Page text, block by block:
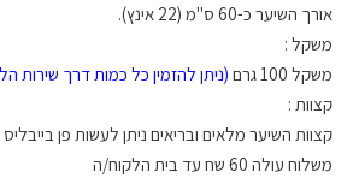
אורך השיער כ-60 ס"מ (22 אינץ).
משקל :
משקל 100 גרם
(ניתן להזמין כל כמות דרך שירות
קצוות :
קצוות השיער מלאים ובריאים ניתן לעשות פן
משלוח עולה 60 שח עד בית הלקוח/ה